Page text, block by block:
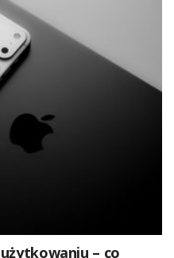
– co